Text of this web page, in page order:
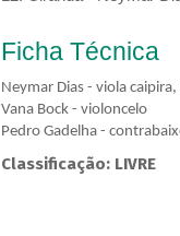
Ficha Técnica
Neymar Dias - viola
Vana Bock - violoncelo
Pedro Gadelha -
Classificação: LIVRE